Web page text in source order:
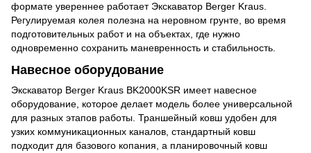
формате увереннее работает Экскаватор Berger Kraus.
Регулируемая колея полезна на неровном грунте, во время
подготовительных работ и на объектах, где нужно
одновременно сохранить маневренность и стабильность.
Навесное оборудование
Экскаватор Berger Kraus BK2000KSR имеет навесное
оборудование, которое делает модель более универсальной
для разных этапов работы. Траншейный ковш удобен для
узких коммуникационных каналов, стандартный ковш
подходит для базового копания, а планировочный ковш